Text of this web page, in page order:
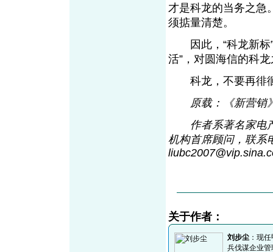
才是科龙的当务之急
须掂量清楚。
因此，“科龙新标”
活”，对圆海信的科
科龙，不要再徘
原载：《新营销
作者系著名家电产
机构首席顾问，联系
liubc2007@vip.sina
关于作者：
刘步尘 ：现
兵伐谋企业